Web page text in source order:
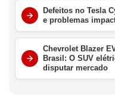
Defeitos no Tesla
e problemas
Chevrolet Blazer
Brasil: O SUV
disputar mercado